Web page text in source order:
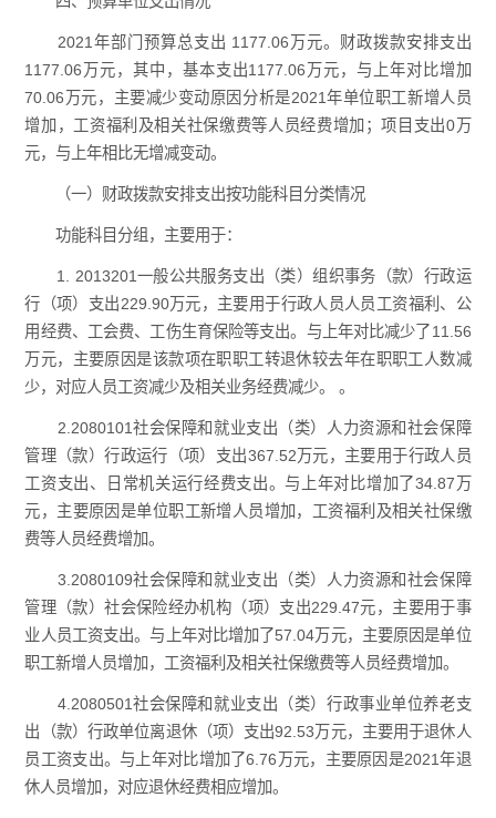
2021年部门预算总支出 1177.06万元。财政拨款安排支出
1177.06万元，其中，基本支出1177.06万元，与上年对比增加
70.06万元，主要减少变动原因分析是2021年单位职工新增人员
增加，工资福利及相关社保缴费等人员经费增加；项目支出0万
元，与上年相比无增减变动。
（一）财政拨款安排支出按功能科目分类情况
功能科目分组，主要用于：
1. 2013201一般公共服务支出（类）组织事务（款）行政运
行（项）支出229.90万元，主要用于行政人员人员工资福利、公
用经费、工会费、工伤生育保险等支出。与上年对比减少了11.56
万元，主要原因是该款项在职职工转退休较去年在职职工人数减
少，对应人员工资减少及相关业务经费减少。 。
2.2080101社会保障和就业支出（类）人力资源和社会保障
管理（款）行政运行（项）支出367.52万元，主要用于行政人员
工资支出、日常机关运行经费支出。与上年对比增加了34.87万
元，主要原因是单位职工新增人员增加，工资福利及相关社保缴
费等人员经费增加。
3.2080109社会保障和就业支出（类）人力资源和社会保障
管理（款）社会保险经办机构（项）支出229.47元，主要用于事
业人员工资支出。与上年对比增加了57.04万元，主要原因是单位
职工新增人员增加，工资福利及相关社保缴费等人员经费增加。
4.2080501社会保障和就业支出（类）行政事业单位养老支
出（款）行政单位离退休（项）支出92.53万元，主要用于退休人
员工资支出。与上年对比增加了6.76万元，主要原因是2021年退
休人员增加，对应退休经费相应增加。